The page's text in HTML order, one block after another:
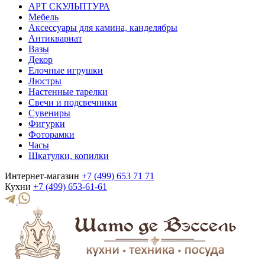
АРТ СКУЛЬПТУРА
Мебель
Аксессуары для камина, канделябры
Антиквариат
Вазы
Декор
Елочные игрушки
Люстры
Настенные тарелки
Свечи и подсвечники
Сувениры
Фигурки
Фоторамки
Часы
Шкатулки, копилки
Интернет-магазин +7 (499) 653 71 71
Кухни +7 (499) 653-61-61